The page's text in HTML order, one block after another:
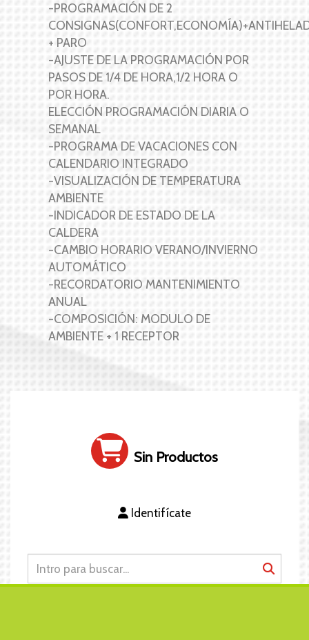
-PROGRAMACIÓN DE 2
+ PARO
-AJUSTE DE LA PROGRAMACIÓN POR
PASOS DE 1/4 DE HORA,1/2 HORA O
POR HORA.
ELECCIÓN PROGRAMACIÓN DIARIA O
SEMANAL
-PROGRAMA DE VACACIONES CON
CALENDARIO INTEGRADO
-VISUALIZACIÓN DE TEMPERATURA
AMBIENTE
-INDICADOR DE ESTADO DE LA
CALDERA
-CAMBIO HORARIO VERANO/INVIERNO
AUTOMÁTICO
-RECORDATORIO MANTENIMIENTO
ANUAL
-COMPOSICIÓN: MODULO DE
AMBIENTE + 1 RECEPTOR
Sin Productos
Identifícate